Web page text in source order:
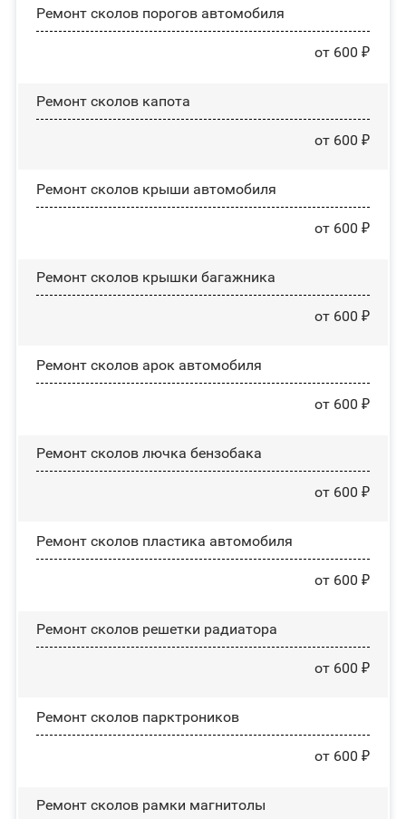
Ремонт сколов порогов автомобиля
от 600 ₽
Ремонт сколов капота
от 600 ₽
Ремонт сколов крыши автомобиля
от 600 ₽
Ремонт сколов крышки багажника
от 600 ₽
Ремонт сколов арок автомобиля
от 600 ₽
Ремонт сколов лючка бензобака
от 600 ₽
Ремонт сколов пластика автомобиля
от 600 ₽
Ремонт сколов решетки радиатора
от 600 ₽
Ремонт сколов парктроников
от 600 ₽
Ремонт сколов рамки магнитолы